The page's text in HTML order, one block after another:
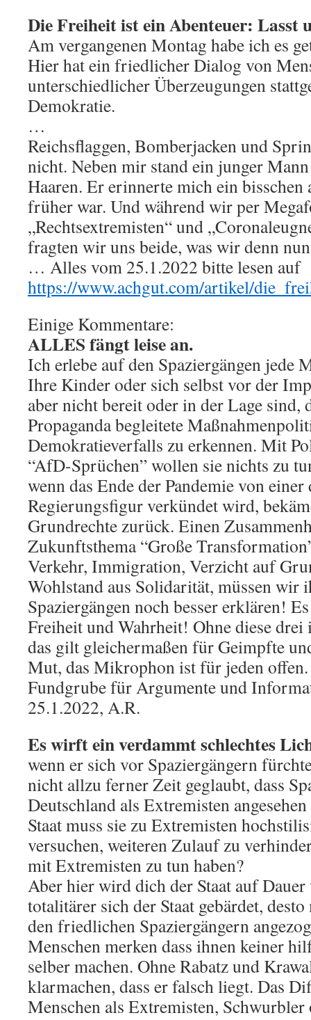
Die Freiheit ist ein Abenteuer: Lasst
Am vergangenen Montag habe ich es
Hier hat ein friedlicher Dialog von
unterschiedlicher Überzeugungen
Demokratie.
…
Reichsflaggen, Bomberjacken und
nicht. Neben mir stand ein junger
Haaren. Er erinnerte mich ein
früher war. Und während wir per
„Rechtsextremisten“ und
fragten wir uns beide, was wir denn
… Alles vom 25.1.2022 bitte lesen auf
https://www.achgut.com/artikel/
Einige Kommentare:
ALLES fängt leise an.
Ich erlebe auf den Spaziergängen jede
Ihre Kinder oder sich selbst vor der
aber nicht bereit oder in der Lage sind,
Propaganda begleitete
Demokratieverfalls zu erkennen. Mit
“AfD-Sprüchen” wollen sie nichts zu
wenn das Ende der Pandemie von einer
Regierungsfigur verkündet wird,
Grundrechte zurück. Einen
Zukunftsthema “Große
Verkehr, Immigration, Verzicht auf
Wohlstand aus Solidarität, müssen wir
Spaziergängen noch besser erklären!
Freiheit und Wahrheit! Ohne diese
das gilt gleichermaßen für Geimpfte
Mut, das Mikrophon ist für jeden
Fundgrube für Argumente und
25.1.2022, A.R.
Es wirft ein verdammt schlechtes
wenn er sich vor Spaziergängern
nicht allzu ferner Zeit geglaubt, dass
Deutschland als Extremisten
Staat muss sie zu Extremisten
versuchen, weiteren Zulauf zu
mit Extremisten zu tun haben?
Aber hier wird dich der Staat auf
totalitärer sich der Staat gebärdet,
den friedlichen Spaziergängern
Menschen merken dass ihnen keiner
selber machen. Ohne Rabatz und
klarmachen, dass er falsch liegt. Das
Menschen als Extremisten, Schwurbler